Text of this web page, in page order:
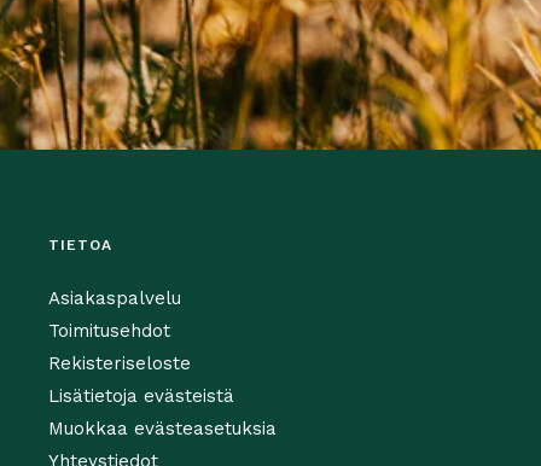
TIETOA
Asiakaspalvelu
Toimitusehdot
Rekisteriseloste
Lisätietoja evästeistä
Muokkaa evästeasetuksia
Yhteystiedot